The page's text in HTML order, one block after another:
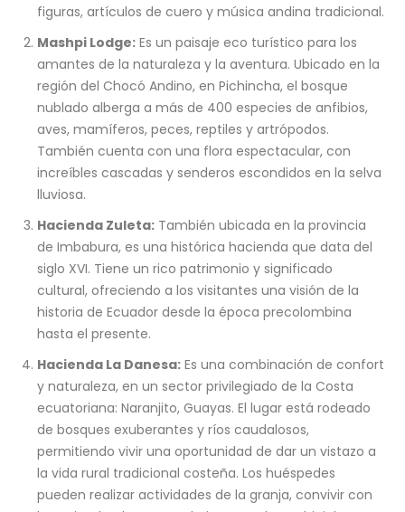
figuras, artículos de cuero y música andina tradicional.
Mashpi Lodge:Es un paisaje eco turístico para los
amantes de la naturaleza y la aventura. Ubicado en la
región del Chocó Andino, en Pichincha, el bosque
nublado alberga a más de 400 especies de anfibios,
aves, mamíferos, peces, reptiles y artrópodos.
También cuenta con una flora espectacular, con
increíbles cascadas y senderos escondidos en la selva
lluviosa.
Hacienda Zuleta:También ubicada en la provincia
de Imbabura, es una histórica hacienda que data del
siglo XVI. Tiene un rico patrimonio y significado
cultural, ofreciendo a los visitantes una visión de la
historia de Ecuador desde la época precolombina
hasta el presente.
Hacienda La Danesa:Es una combinación de confort
y naturaleza, en un sector privilegiado de la Costa
ecuatoriana: Naranjito, Guayas. El lugar está rodeado
de bosques exuberantes y ríos caudalosos,
permitiendo vivir una oportunidad de dar un vistazo a
la vida rural tradicional costeña. Los huéspedes
pueden realizar actividades de la granja, convivir con